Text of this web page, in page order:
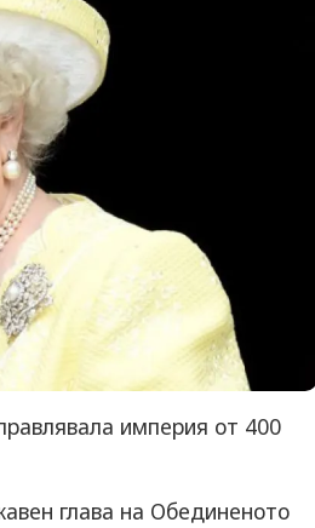
империя от 400
глава на Обединеното